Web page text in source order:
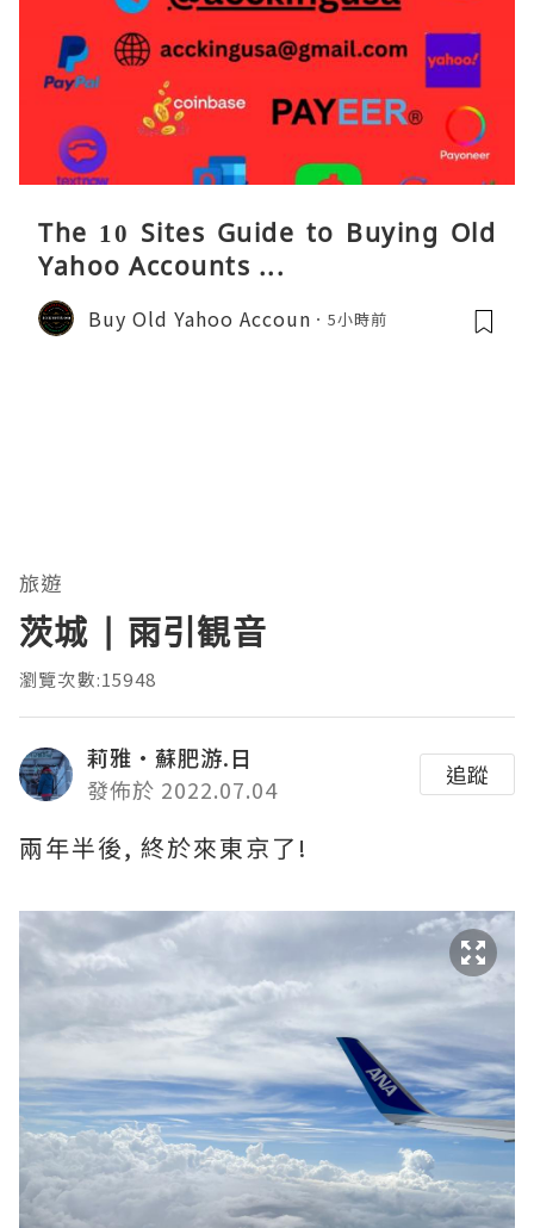
The 10 Sites Guide to Buying Old
Yahoo Accounts ...
Buy Old Yahoo Accoun 5小時前
旅遊
茨城 | 雨引観音
瀏覽次數:15948
莉雅·蘇肥游.日
發佈於 2022.07.04
追蹤
兩年半後, 終於來東京了!